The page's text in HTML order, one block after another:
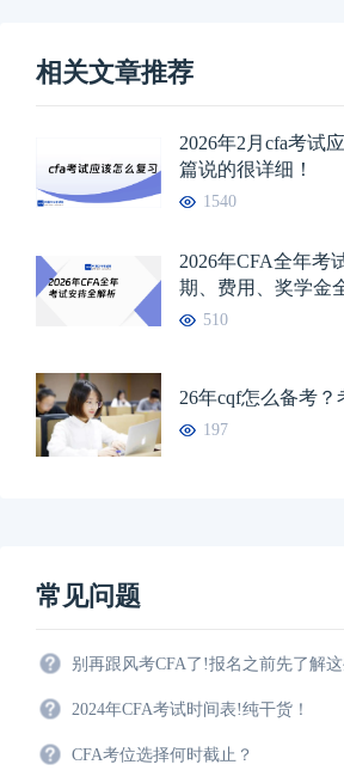
相关文章推荐
2026年2月cfa考试
篇说的很详细！
1540
2026年CFA全年考
期、费用、奖学金
510
26年cqf怎么备考？
197
常见问题
别再跟风考CFA了!报名之前先了解
2024年CFA考试时间表!纯干货！
CFA考位选择何时截止？